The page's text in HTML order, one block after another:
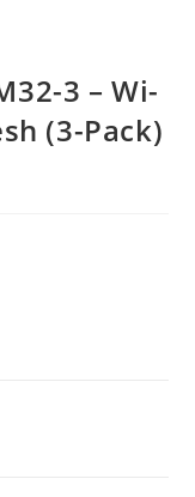
3 – Wi-
(3-Pack)